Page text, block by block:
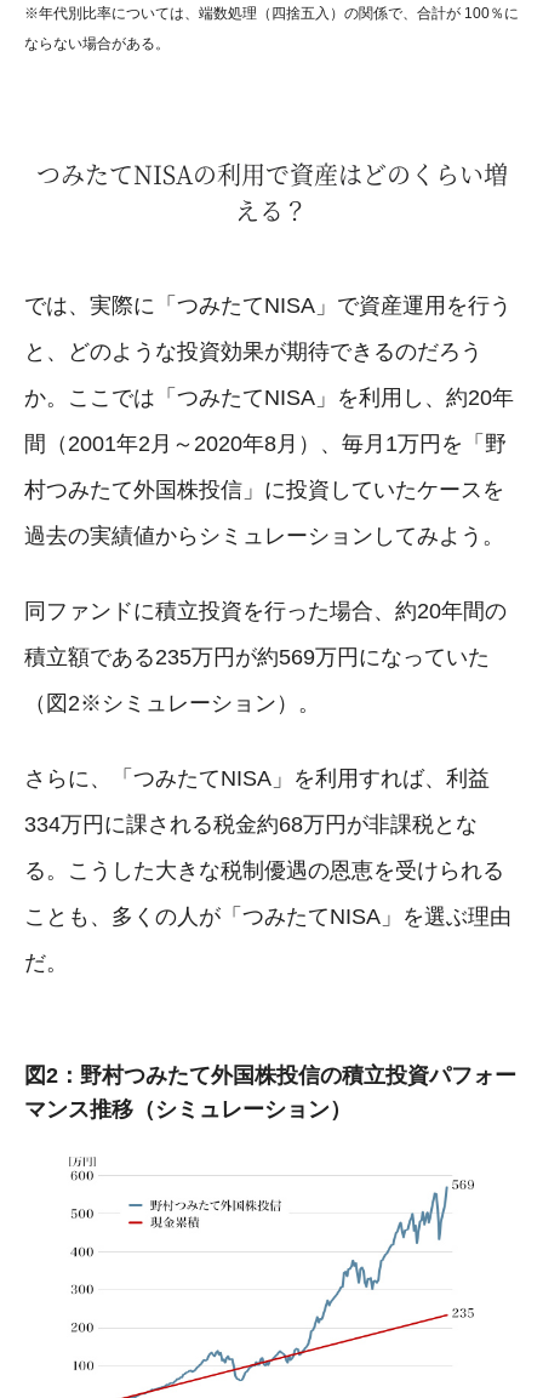
※年代別比率については、端数処理（四捨五入）の関係で、合計が 100％に
ならない場合がある。
つみたてNISAの利用で資産はどのくらい増
える？
では、実際に「つみたてNISA」で資産運用を行う
と、どのような投資効果が期待できるのだろう
か。ここでは「つみたてNISA」を利用し、約20年
間（2001年2月～2020年8月）、毎月1万円を「野
村つみたて外国株投信」に投資していたケースを
過去の実績値からシミュレーションしてみよう。
同ファンドに積立投資を行った場合、約20年間の
積立額である235万円が約569万円になっていた
（図2※シミュレーション）。
さらに、「つみたてNISA」を利用すれば、利益
334万円に課される税金約68万円が非課税とな
る。こうした大きな税制優遇の恩恵を受けられる
ことも、多くの人が「つみたてNISA」を選ぶ理由
だ。
図2：野村つみたて外国株投信の積立投資パフォー
マンス推移（シミュレーション）